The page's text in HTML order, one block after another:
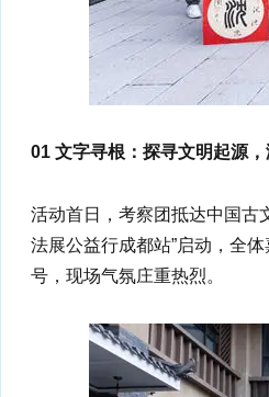
01 文字寻根：探寻文明起源
活动首日，考察团抵达中国古
法展公益行成都站”启动，全
号，现场气氛庄重热烈。